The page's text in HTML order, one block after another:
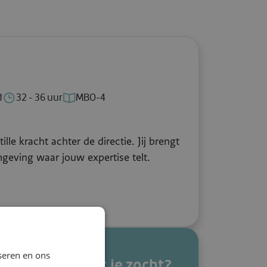
Uren per week: 32 - 36 uur
32 - 36 uurFunctieniveau: MBO-4
MBO-4
kracht achter de directie. Jij brengt
waar jouw expertise telt.
en ons